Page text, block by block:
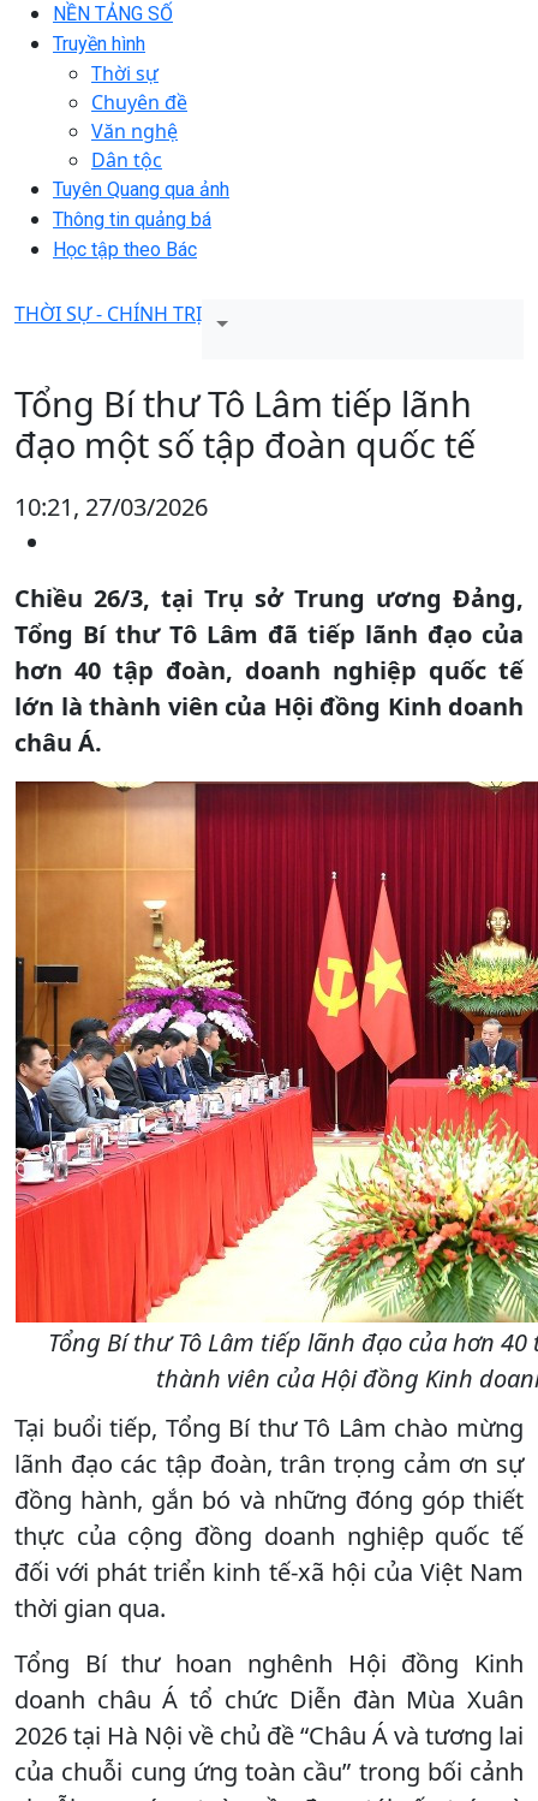
NỀN TẢNG SỐ
Truyền hình
Thời sự
Chuyên đề
Văn nghệ
Dân tộc
Tuyên Quang qua ảnh
Thông tin quảng bá
Học tập theo Bác
THỜI SỰ - CHÍNH TRỊ
Tổng Bí thư Tô Lâm tiếp lãnh
đạo một số tập đoàn quốc tế
10:21, 27/03/2026
Chiều 26/3, tại Trụ sở Trung ương Đảng,
Tổng Bí thư Tô Lâm đã tiếp lãnh đạo của
hơn 40 tập đoàn, doanh nghiệp quốc tế
lớn là thành viên của Hội đồng Kinh doanh
châu Á.
Tổng Bí thư Tô Lâm tiếp lãnh đạo của hơn
thành viên của Hội đồng Kinh
Tại buổi tiếp, Tổng Bí thư Tô Lâm chào mừng
lãnh đạo các tập đoàn, trân trọng cảm ơn sự
đồng hành, gắn bó và những đóng góp thiết
thực của cộng đồng doanh nghiệp quốc tế
đối với phát triển kinh tế-xã hội của Việt Nam
thời gian qua.
Tổng Bí thư hoan nghênh Hội đồng Kinh
doanh châu Á tổ chức Diễn đàn Mùa Xuân
2026 tại Hà Nội về chủ đề “Châu Á và tương lai
của chuỗi cung ứng toàn cầu” trong bối cảnh